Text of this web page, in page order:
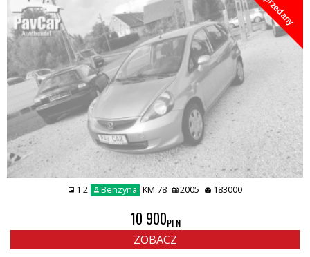
Sprzedany
1.2 Benzyna KM 78 2005 183000
10 900PLN
ZOBACZ